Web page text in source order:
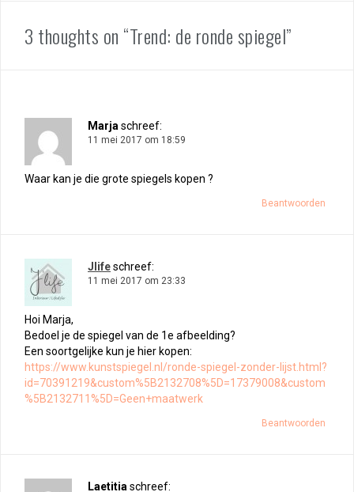
3 thoughts on “Trend: de ronde spiegel”
Marja schreef:
11 mei 2017 om 18:59
Waar kan je die grote spiegels kopen ?
Beantwoorden
Jlifeschreef:
11 mei 2017 om 23:33
Hoi Marja,
Bedoel je de spiegel van de 1e afbeelding?
Een soortgelijke kun je hier kopen:
https://www.kunstspiegel.nl/ronde-spiegel-zonder-lijst.html?
id=70391219&custom%5B2132708%5D=17379008&custom
%5B2132711%5D=Geen+maatwerk
Beantwoorden
Laetitia schreef: